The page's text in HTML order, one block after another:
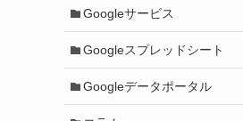
Googleサービス
Googleスプレッドシート
Googleデータポータル